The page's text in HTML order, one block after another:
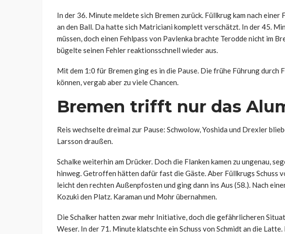
In der 36. Minute meldete sich Bremen zurück. Füllkrug kam nach
an den Ball. Da hatte sich Matriciani komplett verschätzt. In der 45.
müssen, doch einen Fehlpass von Pavlenka brachte Terodde nicht im
bügelte seinen Fehler reaktionsschnell wieder aus.
Mit dem 1:0 für Bremen ging es in die Pause. Die frühe Führung durch
können, vergab aber zu viele Chancen.
Bremen trifft nur das
Reis wechselte dreimal zur Pause: Schwolow, Yoshida und Drexler
Larsson draußen.
Schalke weiterhin am Drücker. Doch die Flanken kamen zu ungenau,
hinweg. Getroffen hätten dafür fast die Gäste. Aber Füllkrugs Schuss
leicht den rechten Außenpfosten und ging dann ins Aus (58.). Nach
Kozuki den Platz. Karaman und Mohr übernahmen.
Die Schalker hatten zwar mehr Initiative, doch die gefährlicheren
Weser. In der 71. Minute klatschte ein Schuss von Schmidt an die